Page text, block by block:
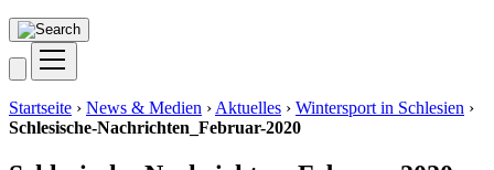
Startseite › News & Medien › Aktuelles › Wintersport in Schlesien ›
Schlesische-Nachrichten_Februar-2020